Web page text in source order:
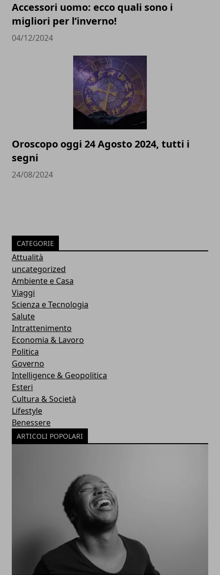
Accessori uomo: ecco quali sono i
migliori per l’inverno!
04/12/2024
Oroscopo oggi 24 Agosto 2024, tutti i
segni
24/08/2024
CATEGORIE
Attualità
uncategorized
Ambiente e Casa
Viaggi
Scienza e Tecnologia
Salute
Intrattenimento
Economia & Lavoro
Politica
Governo
Intelligence & Geopolitica
Esteri
Cultura & Società
Lifestyle
Benessere
ARTICOLI POPOLARI